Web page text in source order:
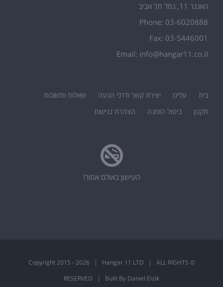
האנגר 11, נמל תל אביב
Phone: 03-6020888
Fax: 03-5446001
Email: info@hangar11.co.il
בית עלינו יצירת קשר ודרכי הגעה
שאלות ותשובות
תקנון
ביטול הזמנה הצהרת נגישות
העישון באולם אסור!
© Copyright 2015 -
2026 | Hangar 11 LTD | ALL RIGHTS
RESERVED | Built By Daniel Eizik